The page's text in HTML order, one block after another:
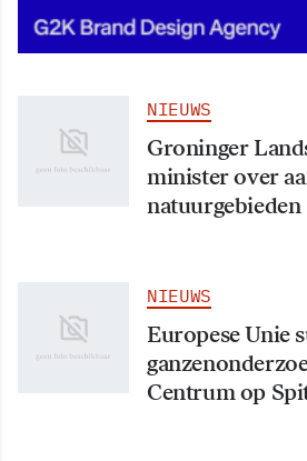
voor
NIEUWS
Groninger
minister over
natuurgebieden
NIEUWS
Europese Unie
Centrum op